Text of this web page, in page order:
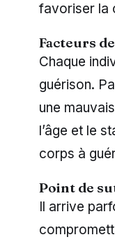
favoriser la
Facteurs
Chaque
guérison.
une
l’âge et le
corps à
Point de
Il arrive